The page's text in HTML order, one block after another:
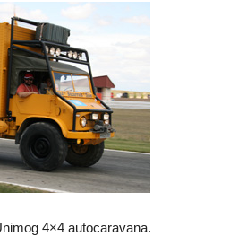
4×4 autocaravana.